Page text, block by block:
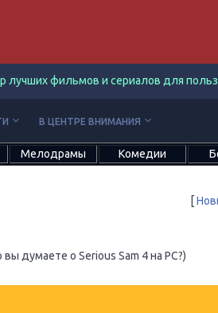
лучших фильмов и сериалов для
keyboard_arrow_down В ЦЕНТРЕ ВНИМАНИЯ keyboard_arrow_down
Мелодрамы Комедии
[
вы думаете о Serious Sam 4 на PC?)